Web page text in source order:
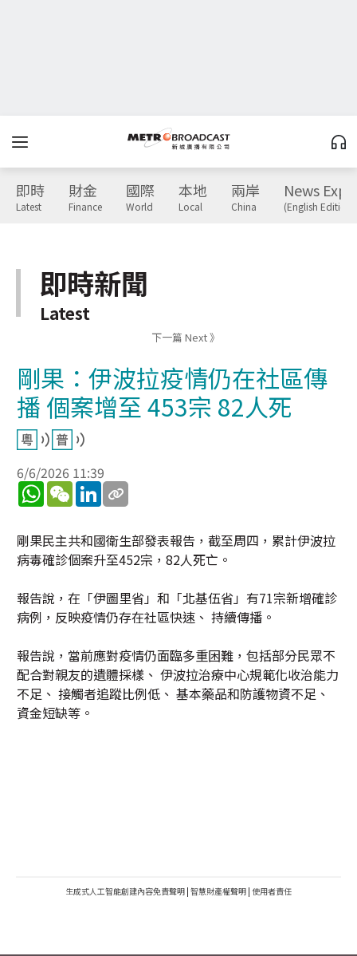
即時
Latest
財金
Finance
國際
World
本地
Local
兩岸
China
News
(English Edition)
即時新聞
Latest
下一篇 Next 》
剛果：伊波拉疫情仍在社區傳
播 個案增至 453宗 82人死
6/6/2026 11:39
WhatsApp
WeChatLinkedIn
剛果民主共和國衛生部發表報告，截至周四，累計伊波拉
病毒確診個案升至452宗，82人死亡。
報告說，在「伊圖里省」和「北基伍省」有71宗新增確診
病例，反映疫情仍存在社區快速、 持續傳播。
報告說，當前應對疫情仍面臨多重困難，包括部分民眾不
配合對親友的遺體採樣、 伊波拉治療中心規範化收治能力
不足、 接觸者追蹤比例低、 基本藥品和防護物資不足、
資金短缺等。
生成式人工智能創建內容免責聲明 | 智慧財產權聲明 | 使用者責任